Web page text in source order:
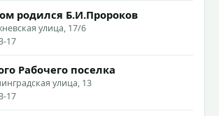
родился Б.И.Пророков
улица, 17/6
17
Рабочего поселка
улица, 13
17